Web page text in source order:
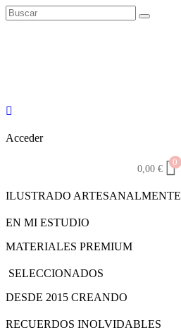
Acceder
0,00 €
0
ILUSTRADO ARTESANALMENTE
EN MI ESTUDIO
MATERIALES PREMIUM
SELECCIONADOS
DESDE 2015 CREANDO
RECUERDOS INOLVIDABLES